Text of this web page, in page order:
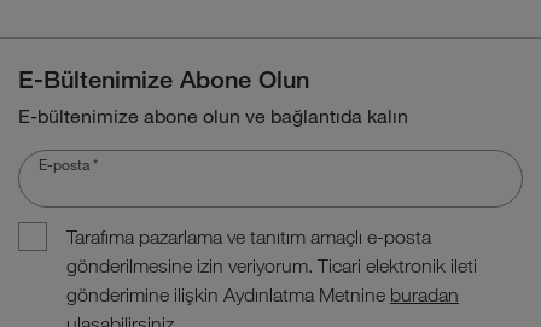
E-Bültenimize Abone Olun
E-bültenimize abone olun ve bağlantıda kalın
E-posta *
Tarafıma pazarlama ve tanıtım amaçlı e-posta
gönderilmesine izin veriyorum. Ticari elektronik ileti
gönderimine ilişkin Aydınlatma Metnine buradan